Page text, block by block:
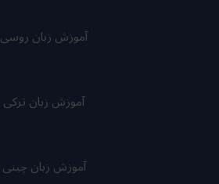
آموزش زبان روسی
آموزش زبان ترکی
آموزش زبان چینی